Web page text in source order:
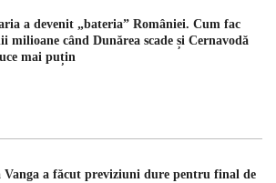
a devenit „bateria” României. Cum fac
milioane când Dunărea scade și Cernavodă
mai puțin
Vanga a făcut previziuni dure pentru final de